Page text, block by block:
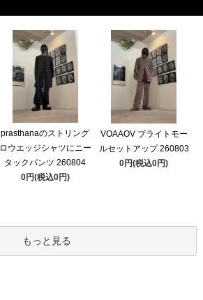
prasthanaのストリング
ロウエッジシャツにニー
タックパンツ 260804
0円(税込0円)
VOAAOV ブライトモー
ルセットアップ 260803
0円(税込0円)
もっと見る